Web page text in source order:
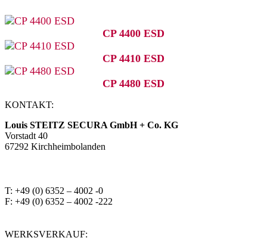
CP 4400 ESD
CP 4410 ESD
CP 4480 ESD
KONTAKT:
Louis STEITZ SECURA GmbH + Co. KG
Vorstadt 40
67292 Kirchheimbolanden
T: +49 (0) 6352 – 4002 -0
F: +49 (0) 6352 – 4002 -222
WERKSVERKAUF: